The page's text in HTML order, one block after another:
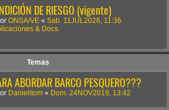
DE RIESGO (vigente)
ONSA/VE « Sab. 11JUL2026, 11:36
& Docs.
Temas
ABORDAR BARCO PESQUERO???
Danielitom « Dom. 24NOV2019, 13:42